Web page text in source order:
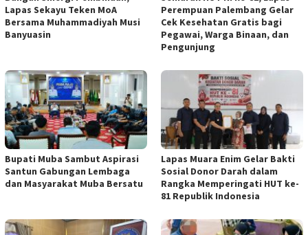
Lapas Sekayu Teken MoA
Bersama Muhammadiyah Musi
Banyuasin
Perempuan Palembang Gelar
Cek Kesehatan Gratis bagi
Pegawai, Warga Binaan, dan
Pengunjung
Bupati Muba Sambut Aspirasi
Santun Gabungan Lembaga
dan Masyarakat Muba Bersatu
Lapas Muara Enim Gelar Bakti
Sosial Donor Darah dalam
Rangka Memperingati HUT ke-
81 Republik Indonesia